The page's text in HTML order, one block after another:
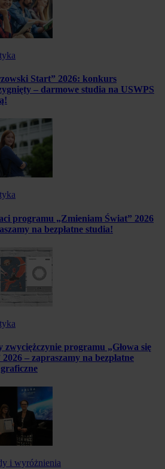
Start” 2026: konkurs
– darmowe studia na USWPS
programu „Zmieniam Świat” 2026
na bezpłatne studia!
zwyciężczynie programu „Głowa się
2026 – zapraszamy na bezpłatne
i wyróżnienia